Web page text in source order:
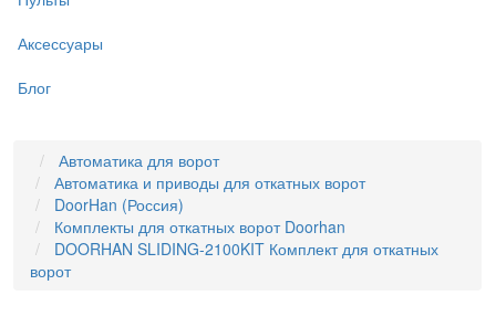
Аксессуары
Блог
Автоматика для ворот
Автоматика и приводы для откатных ворот
DoorHan (Россия)
Комплекты для откатных ворот Doorhan
DOORHAN SLIDING-2100KIT Комплект для откатных
ворот